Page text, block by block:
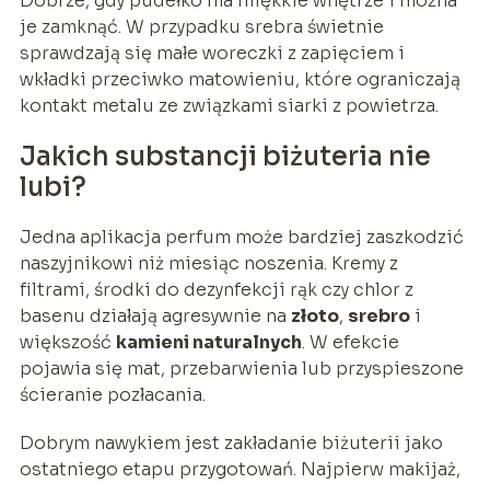
je zamknąć. W przypadku srebra świetnie
sprawdzają się małe woreczki z zapięciem i
wkładki przeciwko matowieniu, które ograniczają
kontakt metalu ze związkami siarki z powietrza.
Jakich substancji biżuteria nie
lubi?
Jedna aplikacja perfum może bardziej zaszkodzić
naszyjnikowi niż miesiąc noszenia. Kremy z
filtrami, środki do dezynfekcji rąk czy chlor z
basenu działają agresywnie na złoto, srebroi
większość kamieni naturalnych. W efekcie
pojawia się mat, przebarwienia lub przyspieszone
ścieranie pozłacania.
Dobrym nawykiem jest zakładanie biżuterii jako
ostatniego etapu przygotowań. Najpierw makijaż,